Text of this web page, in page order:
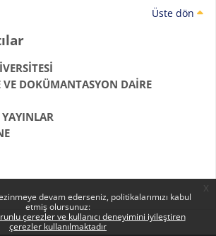
devam ederseniz, politikalarımızı kabul
etmiş olursunuz:
çerezler ve kullanıcı deneyimini iyileştiren
çerezler kullanılmaktadır
Üste dön
VE DOKÜMANTASYON DAIRE